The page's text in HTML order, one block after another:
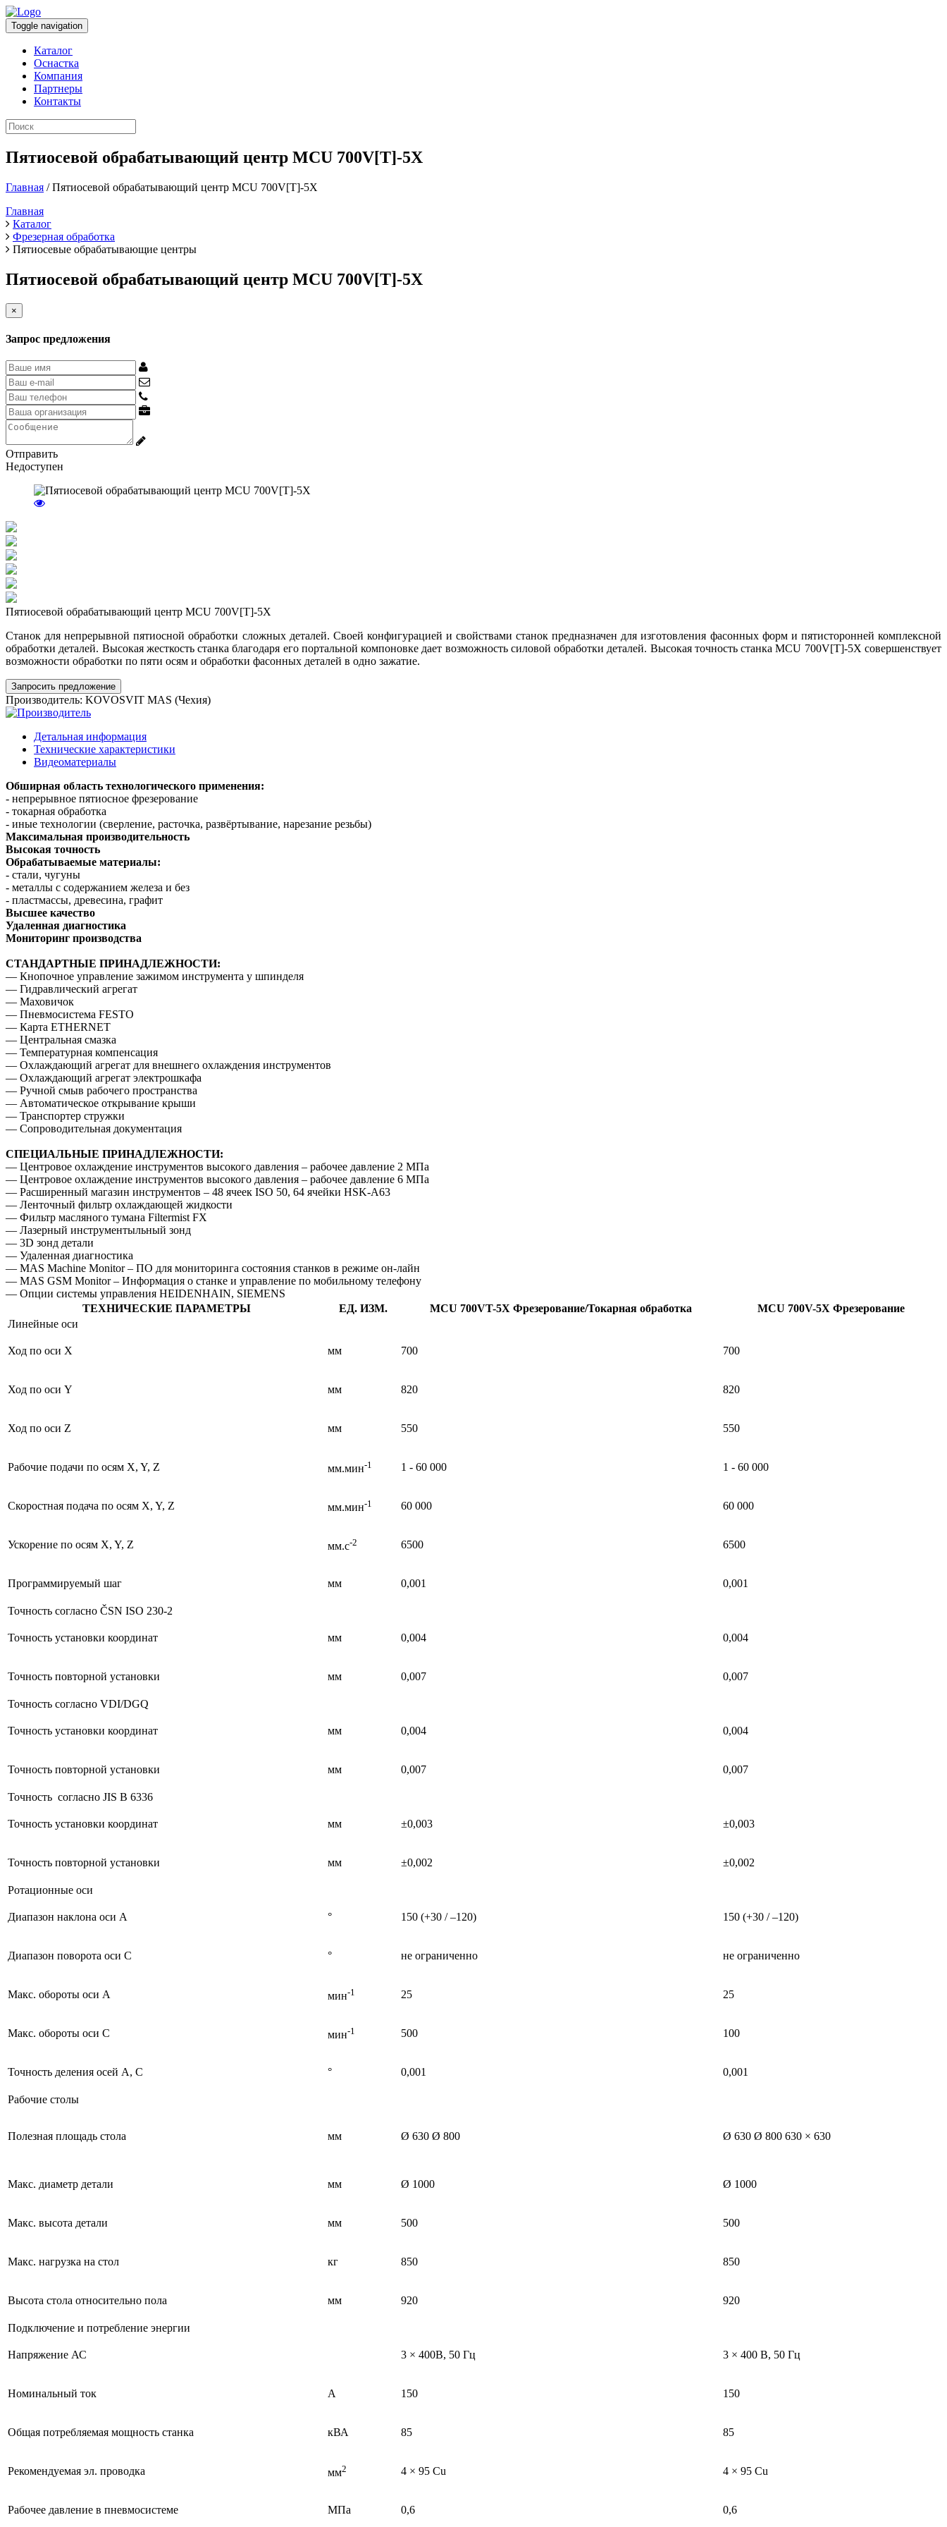
Toggle navigation
Каталог
Оснастка
Компания
Партнеры
Контакты
Пятиосевой обрабатывающий центр MCU 700V[T]-5X
Главная / Пятиосевой обрабатывающий центр MCU 700V[T]-5X
Главная
Каталог
Фрезерная обработка
Пятиосевые обрабатывающие центры
Пятиосевой обрабатывающий центр MCU 700V[T]-5X
×
Запрос предложения
Отправить
Недоступен
Пятиосевой обрабатывающий центр MCU 700V[T]-5X
Станок для непрерывной пятиосной обработки сложных деталей. Своей конфигурацией и свойствами станок предназначен для изготовления фасонных форм и пятисторонней комплексной
обработки деталей. Высокая жесткость станка благодаря его портальной компоновке дает возможность силовой обработки деталей. Высокая точность станка MCU 700V[T]-5X совершенствует
возможности обработки по пяти осям и обработки фасонных деталей в одно зажатие.
Запросить предложение
Производитель: KOVOSVIT MAS (Чехия)
Детальная информация
Технические характеристики
Видеоматериалы
Обширная область технологического применения:
- непрерывное пятиосное фрезерование
- токарная обработка
- иные технологии (сверление, расточка, развёртывание, нарезание резьбы)
Максимальная производительность
Высокая точность
Обрабатываемые материалы:
- стали, чугуны
- металлы с содержанием железа и без
- пластмассы, древесина, графит
Высшее качество
Удаленная диагностика
Мониторинг производства
СТАНДАРТНЫЕ ПРИНАДЛЕЖНОСТИ:
— Кнопочное управление зажимом инструмента у шпинделя
— Гидравлический агрегат
— Маховичок
— Пневмосистема FESTO
— Карта ETHERNET
— Центральная смазка
— Температурная компенсация
— Охлаждающий агрегат для внешнего охлаждения инструментов
— Охлаждающий агрегат электрошкафа
— Ручной смыв рабочего пространства
— Автоматическое открывание крыши
— Транспортер стружки
— Сопроводительная документация
СПЕЦИАЛЬНЫЕ ПРИНАДЛЕЖНОСТИ:
— Центровое охлаждение инструментов высокого давления – рабочее давление 2 МПа
— Центровое охлаждение инструментов высокого давления – рабочее давление 6 МПа
— Расширенный магазин инструментов – 48 ячеек ISO 50, 64 ячейки HSK-А63
— Ленточный фильтр охлаждающей жидкости
— Фильтр масляного тумана Filtermist FX
— Лазерный инструментыльный зонд
— 3D зонд детали
— Удаленная диагностика
— MAS Machine Monitor – ПО для мониторинга состояния станков в режиме он-лайн
— MAS GSM Monitor – Информация о станке и управление по мобильному телефону
— Опции системы управления HEIDENHAIN, SIEMENS
ТЕХНИЧЕСКИЕ ПАРАМЕТРЫ
ЕД. ИЗМ. MCU 700VT-5X Фрезерование/Токарная обработка
MCU 700V-5X Фрезерование
Линейные оси
Ход по оси Х мм 700 700
Ход по оси Y мм 820 820
Ход по оси Z мм 550 550
Рабочие подачи по осям X, Y, Z мм.мин-1 1 - 60 000 1 - 60 000
Скоростная подача по осям X, Y, Z мм.мин-1 60 000 60 000
Ускорение по осям X, Y, Z мм.с-2 6500 6500
Программируемый шаг мм 0,001 0,001
Точность согласно ČSN ISO 230-2
Точность установки координат мм 0,004 0,004
Точность повторной установки мм 0,007 0,007
Точность согласно VDI/DGQ
Точность установки координат мм 0,004 0,004
Точность повторной установки мм 0,007 0,007
Точность согласно JIS B 6336
Точность установки координат мм ±0,003 ±0,003
Точность повторной установки мм ±0,002 ±0,002
Ротационные оси
Диапазон наклона оси A ° 150 (+30 / –120) 150 (+30 / –120)
Диапазон поворота оси C ° не ограниченно не ограниченно
Макс. обороты оси A мин-1 25 25
Макс. обороты оси C мин-1 500 100
Точность деления осей A, C ° 0,001 0,001
Рабочие столы
Полезная площадь стола мм Ø 630 Ø 800 Ø 630 Ø 800 630 × 630
Макс. диаметр детали мм Ø 1000 Ø 1000
Макс. высота детали мм 500 500
Макс. нагрузка на стол кг 850 850
Высота стола относительно пола мм 920 920
Подключение и потребление энергии
Напряжение АС 3 × 400В, 50 Гц 3 × 400 В, 50 Гц
Номинальный ток A 150 150
Общая потребляемая мощность станка кВА 85 85
Рекомендуемая эл. проводка мм2 4 × 95 Cu 4 × 95 Cu
Рабочее давление в пневмосистеме МПа 0,6 0,6